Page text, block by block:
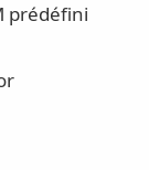
prédéfini